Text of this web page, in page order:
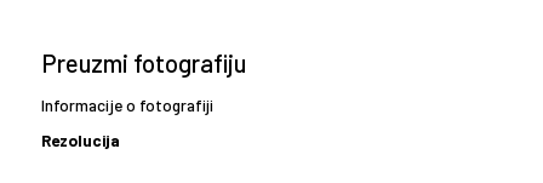
Preuzmi fotografiju
Informacije o fotografiji
Rezolucija